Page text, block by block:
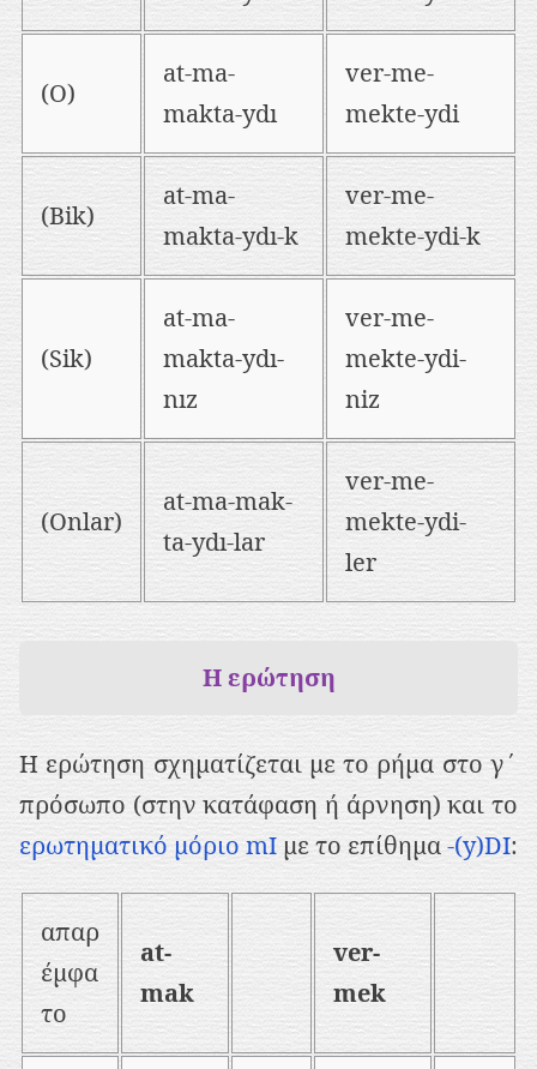
(O)
at-ma-
makta-ydı
ver-me-
mekte-ydi
(Bik)
at-ma-
makta-ydı-k
ver-me-
mekte-ydi-k
(Sik)
at-ma-
makta-ydı-
nız
ver-me-
mekte-ydi-
niz
(Onlar)
at-ma-mak-
ta-ydı-lar
ver-me-
mekte-ydi-
ler
Η ερώτηση
Η ερώτηση σχηματίζεται με το ρήμα στο γ΄
πρόσωπο (στην κατάφαση ή άρνηση) και το
ερωτηματικό μόριο mI με το επίθημα-(y)DI:
απαρ
έμφα
το
at-
mak
ver-
mek